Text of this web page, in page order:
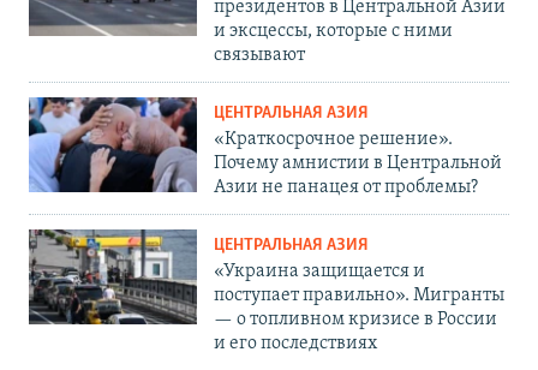
президентов в Центральной Азии
и эксцессы, которые с ними
связывают
ЦЕНТРАЛЬНАЯ АЗИЯ
«Краткосрочное решение».
Почему амнистии в Центральной
Азии не панацея от проблемы?
ЦЕНТРАЛЬНАЯ АЗИЯ
«Украина защищается и
поступает правильно». Мигранты
— о топливном кризисе в России
и его последствиях